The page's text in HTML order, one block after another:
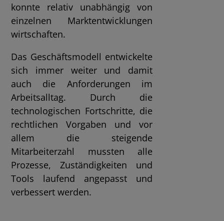
konnte relativ unabhängig von
einzelnen Marktentwicklungen
wirtschaften.
Das Geschäftsmodell entwickelte
sich immer weiter und damit
auch die Anforderungen im
Arbeitsalltag. Durch die
technologischen Fortschritte, die
rechtlichen Vorgaben und vor
allem die steigende
Mitarbeiterzahl mussten alle
Prozesse, Zuständigkeiten und
Tools laufend angepasst und
verbessert werden.